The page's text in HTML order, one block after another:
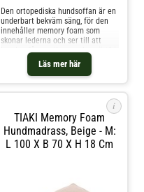
Läs mer här
Den ortopediska hundsoffan är en
underbart bekväm säng, för den
innehåller memory foam som
skonar lederna och ser till att
sömn. Detta skumgummi med
"minne" används sedan många år
inom humanmedicin. Det
i
TIAKI Memory Foam
Hundmadrass, Beige - M:
L 100 X B 70 X H 18 Cm